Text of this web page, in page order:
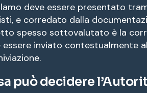
deve essere presentato
e corredato dalla
spesso sottovalutato è la
essere inviato contestualmente
può decidere